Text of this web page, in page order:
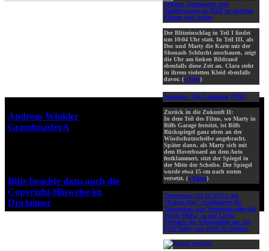
Tribute, Hommagen und
Anlehnungen an ZidZ in anderen
Filmen und Serien
Der Blitzeinschlag in Teil I findet
um 10:04 Uhr statt. In Teil III, als
Doc und Marty die Karte mir der
Shonash Schlucht anschauen, zeigt
die Uhr am linken Bildrand
ebenfalls diese Zeit an. Clara steht
in ihrem violetten Kleid ebenfalls
davor. (» Foto)
Sneakers - Die Lautlosen (1992)
Zurück in die Zukunft II:
In dem Teil des Films, wo Marty in
Biffs Garage festsitzt, ist Biffs
Rückspiegel ganz oben an der
Windschutzscheibe angebracht.
Später dann, als Marty sich mit
dem Hoverboard an dem Auto
festklammert, sitzt der Spiegel in
der Mitte der Scheibe. Der Spiegel
wurde etwa 15 cm nach unten
versetzt. (» Fotos)
Tagesschau (21.10.2015): Am
"Future Day" produzierte die
Tagesschau eine Sonderausgabe für
Social Media, in der Linda
Zervakis die Schlagzeilen aus der
USA Today aus ZidZ II vorliest.
Andreas Winkler
GrandmasterA
Bitte beachte dazu auch die
Copyright-Hinweise im
Disclaimer